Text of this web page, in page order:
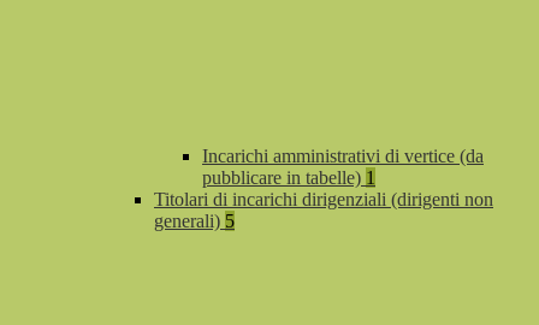
Incarichi amministrativi di vertice (da
pubblicare in tabelle) 1
Titolari di incarichi dirigenziali (dirigenti non
generali) 5